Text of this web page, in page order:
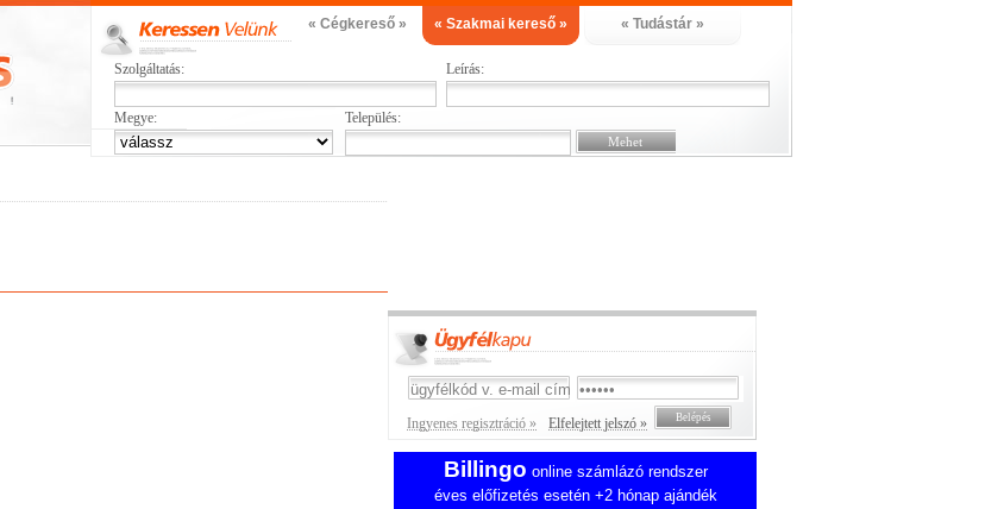
« Cégkereső » « Szakmai kereső » « Tudástár »
Szolgáltatás: Leírás:
Megye: Település:
Ingyenes regisztráció » Elfelejtett jelszó »
Billingo online számlázó rendszer
éves előfizetés esetén +2 hónap ajándék